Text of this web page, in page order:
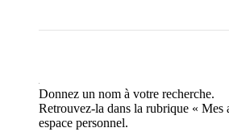
Donnez un nom à votre recherche.
Retrouvez-la dans la rubrique « Mes
espace personnel.